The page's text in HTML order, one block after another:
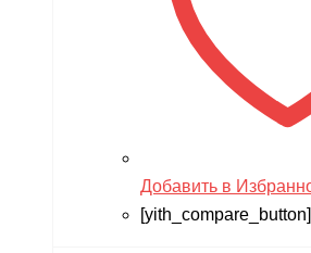
Добавить в
[yith_compare_button]